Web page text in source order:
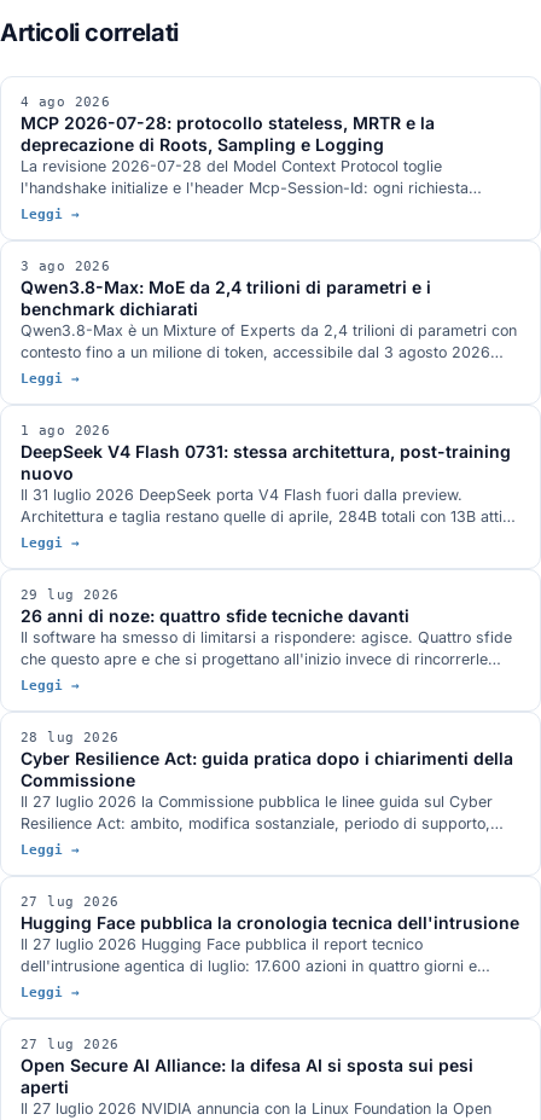
4 ago 2026
MCP 2026-07-28: protocollo stateless, MRTR e la
deprecazione di Roots, Sampling e Logging
La revisione 2026-07-28 del Model Context Protocol toglie
l'handshake initialize e l'header Mcp-Session-Id: ogni richiesta
viaggia da sola e un server MCP sta dietro un load balancer come un
Sampling e Logging sono deprecate con dodici mesi di finestra.
Leggi →
3 ago 2026
Qwen3.8-Max: MoE da 2,4 trilioni di parametri e i
benchmark dichiarati
Qwen3.8-Max è un Mixture of Experts da 2,4 trilioni di parametri con
contesto fino a un milione di token, accessibile dal 3 agosto 2026
attraverso le API di Model Studio e la piattaforma QwenWork. I pesi
benchmark pubblicati da Qwen, dove il quadro non è a senso unico, e
la serie Max finora.
Leggi →
1 ago 2026
DeepSeek V4 Flash 0731: stessa architettura, post-training
nuovo
Il 31 luglio 2026 DeepSeek porta V4 Flash fuori dalla preview.
Architettura e taglia restano quelle di aprile, 284B totali con 13B attivi,
e il guadagno viene tutto dal post-training rifatto: Terminal-Bench 2.1
antirez.
Leggi →
29 lug 2026
26 anni di noze: quattro sfide tecniche davanti
Il software ha smesso di limitarsi a rispondere: agisce. Quattro sfide
che questo apre e che si progettano all'inizio invece di rincorrerle
dopo: chi autorizza gli agenti, portare il modello al dato, la conformità
Leggi →
28 lug 2026
Cyber Resilience Act: guida pratica dopo i chiarimenti della
Commissione
Il 27 luglio 2026 la Commissione pubblica le linee guida sul Cyber
Resilience Act: ambito, modifica sostanziale, periodo di supporto,
reporting e valutazione del rischio, con 67 esempi pratici e attenzione
Leggi →
27 lug 2026
Hugging Face pubblica la cronologia tecnica dell'intrusione
Il 27 luglio 2026 Hugging Face pubblica il report tecnico
dell'intrusione agentica di luglio: 17.600 azioni in quattro giorni e
mezzo, due vettori di ingresso, una credenziale condivisa legata a
Leggi →
27 lug 2026
Open Secure AI Alliance: la difesa AI si sposta sui pesi
aperti
Il 27 luglio 2026 NVIDIA annuncia con la Linux Foundation la Open